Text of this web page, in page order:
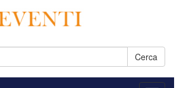
Cerca